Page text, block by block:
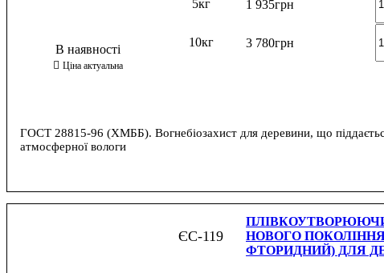
5кг 1 935грн
10кг 3 780грн
ГОСТ 28815-96 (ХМББ). Вогнебіозахист для деревини, що
атмосферної вологи
ЄС-119
НОВОГО
ФТОРИДНИЙ) ДЛЯ